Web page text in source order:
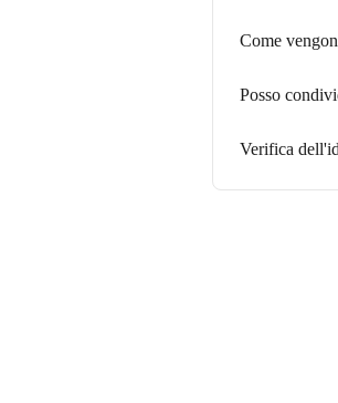
Come
Posso
Verifica